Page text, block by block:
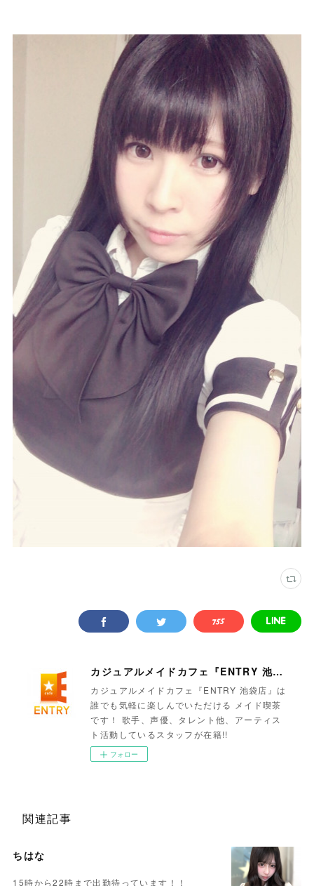
カジュアルメイドカフェ『ENTRY 池袋店』
カジュアルメイドカフェ『ENTRY 池袋店』は
誰でも気軽に楽しんでいただける メイド喫茶
です！ 歌手、声優、タレント他、アーティス
ト活動しているスタッフが在籍!!
フォロー
関連記事
ちはな
15時から22時まで出勤待っています！！